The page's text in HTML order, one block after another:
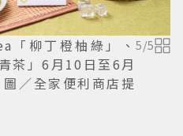
柳丁橙柚綠」、
茶」6月10日至6月
／全家便利商店提
5/5